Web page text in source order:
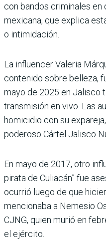
con bandos criminales en
mexicana, que explica
o intimidación.
La influencer Valeria
contenido sobre belleza,
mayo de 2025 en Jalisco
transmisión en vivo. Las
homicidio con su
poderoso Cártel Jalisco
En mayo de 2017, otro
pirata de Culiacán” fue
ocurrió luego de que
mencionaba a Nemesio
CJNG, quien murió en
el ejército.